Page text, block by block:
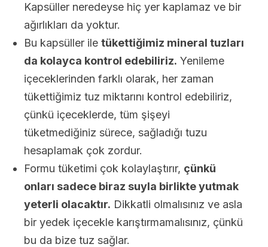
Kapsüller neredeyse hiç yer kaplamaz ve bir
ağırlıkları da yoktur.
Bu kapsüller ile tükettiğimiz mineral tuzları
da kolayca kontrol edebiliriz. Yenileme
içeceklerinden farklı olarak, her zaman
tükettiğimiz tuz miktarını kontrol edebiliriz,
çünkü içeceklerde, tüm şişeyi
tüketmediğiniz sürece, sağladığı tuzu
hesaplamak çok zordur.
Formu tüketimi çok kolaylaştırır, çünkü
onları sadece biraz suyla birlikte yutmak
yeterli olacaktır. Dikkatli olmalısınız ve asla
bir yedek içecekle karıştırmamalısınız, çünkü
bu da bize tuz sağlar.